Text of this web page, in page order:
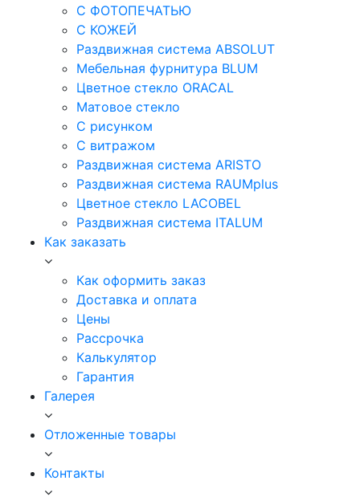
С ФОТОПЕЧАТЬЮ
С КОЖЕЙ
Раздвижная система ABSOLUT
Мебельная фурнитура BLUM
Цветное стекло ORACAL
Матовое стекло
C рисунком
C витражом
Раздвижная система ARISTO
Раздвижная система RAUMplus
Цветное стекло LACOBEL
Раздвижная система ITALUM
Как заказать
Как оформить заказ
Доставка и оплата
Цены
Рассрочка
Калькулятор
Гарантия
Галерея
Отложенные товары
Контакты